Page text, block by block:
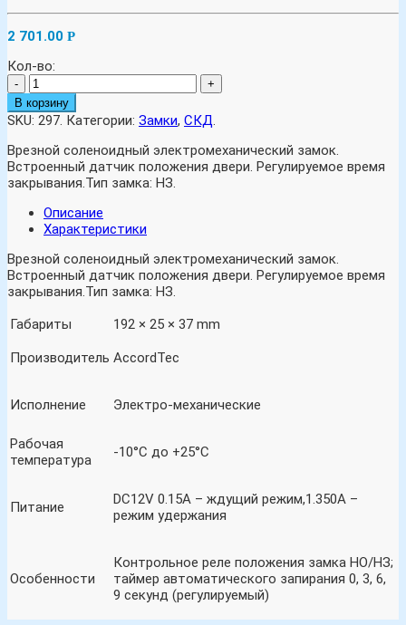
2 701.00 Р
Кол-во:
-
+
В корзину
SKU: 297. Категории: Замки, СКД.
Врезной соленоидный электромеханический замок.
Встроенный датчик положения двери. Регулируемое время
закрывания.Тип замка: НЗ.
Описание
Характеристики
Врезной соленоидный электромеханический замок.
Встроенный датчик положения двери. Регулируемое время
закрывания.Тип замка: НЗ.
Габариты
192 × 25 × 37 mm
Производитель AccordTec
Исполнение Электро-механические
Рабочая
температура
-10°С до +25°С
Питание
DC12V 0.15A – ждущий режим,1.350А –
режим удержания
Особенности
Контрольное реле положения замка НО/НЗ;
таймер автоматического запирания 0, 3, 6,
9 секунд (регулируемый)